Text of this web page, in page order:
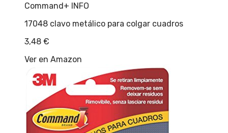
Command+ INFO
17048 clavo metálico para colgar cuadros
3,48 €
Ver en Amazon